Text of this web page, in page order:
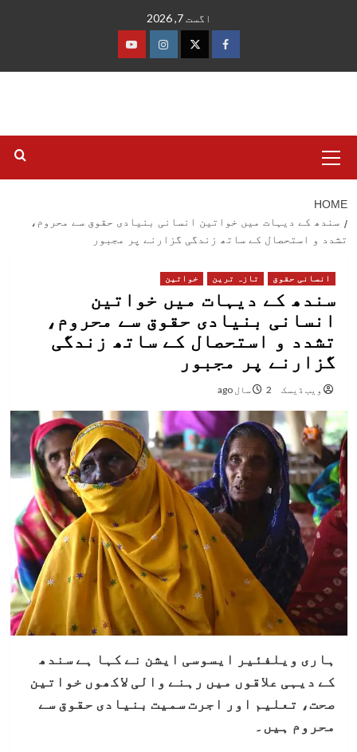
اگست 7, 2026
فیس
ٹوئٹرانسٹاگرام
یوٹیوب
Menu
HOME
سندھ کے دیہات میں خواتین انسانی بنیادی حقوق سے محروم،
تشدد و استحصال کے ساتھ زندگی گزارنے پر مجبور
انسانی حقوق تازہ ترین خواتین
سندھ کے دیہات میں خواتین
انسانی بنیادی حقوق سے محروم،
تشدد و استحصال کے ساتھ زندگی
گزارنے پر مجبور
ویب ڈیسک 2 سال ago
ہاری ویلفئیر ایسوسی ایشن نے کہا ہے سندھ
کے دیہی علاقوں میں رہنے والی لاکھوں خواتین
صحت، تعلیم اور اجرت سمیت بنیادی حقوق سے
محروم ہیں۔